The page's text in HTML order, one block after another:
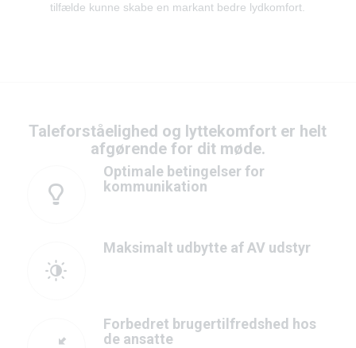
tilfælde kunne skabe en markant bedre lydkomfort.
Taleforståelighed og lyttekomfort er helt
afgørende for dit møde.
Optimale betingelser for
kommunikation
Maksimalt udbytte af AV udstyr
Forbedret brugertilfredshed hos
de ansatte